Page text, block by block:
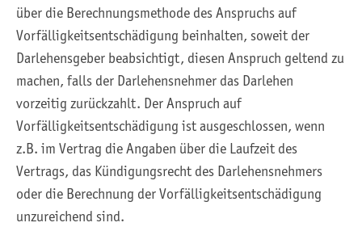
über die Berechnungsmethode des Anspruchs auf
Vorfälligkeitsentschädigung beinhalten, soweit der
Darlehensgeber beabsichtigt, diesen Anspruch geltend zu
machen, falls der Darlehensnehmer das Darlehen
vorzeitig zurückzahlt. Der Anspruch auf
Vorfälligkeitsentschädigung ist ausgeschlossen, wenn
z.B. im Vertrag die Angaben über die Laufzeit des
Vertrags, das Kündigungsrecht des Darlehensnehmers
oder die Berechnung der Vorfälligkeitsentschädigung
unzureichend sind.